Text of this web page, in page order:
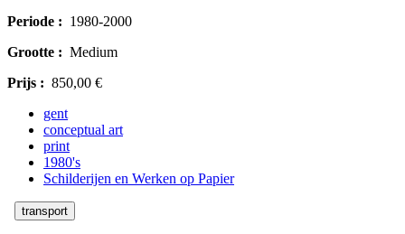
Periode : 1980-2000
Grootte : Medium
Prijs : 850,00 €
gent
conceptual art
print
1980's
Schilderijen en Werken op Papier
transport